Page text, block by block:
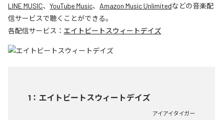
LINE MUSIC、 YouTube Music、 Amazon Music Unlimitedなどの音楽配
信サービスで聴くことができる。
各配信サービス： エイトビートスウィートデイズ
1 ： エイトビートスウィートデイズ
アイアイタイガー